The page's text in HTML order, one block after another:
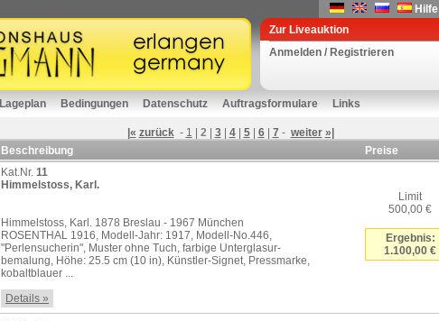
Hilfe
Zur Liveauktion
Anmelden / Registrieren
Lageplan Bedingungen Datenschutz Auftragsformulare Links
|« zurück- 1 2 3| 4| 5| 6| 7 - weiter »|
Beschreibung
Preise
Kat.Nr. 11
Himmelstoss, Karl.
Himmelstoss, Karl. 1878 Breslau - 1967 München
ROSENTHAL 1916, Modell-Jahr: 1917, Modell-No.446,
"Perlensucherin", Muster ohne Tuch, farbige Unterglasur-
bemalung, Höhe: 25.5 cm (10 in), Künstler-Signet, Pressmarke,
kobaltblauer ...
Details »
Limit
500,00 €
Ergebnis:
1.100,00 €